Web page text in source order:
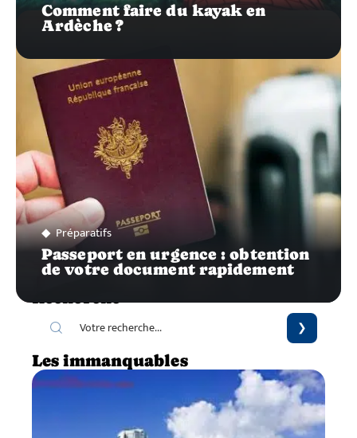
Comment faire du kayak en
Ardèche ?
Préparatifs
Passeport en urgence : obtention
de votre document rapidement
Les immanquables